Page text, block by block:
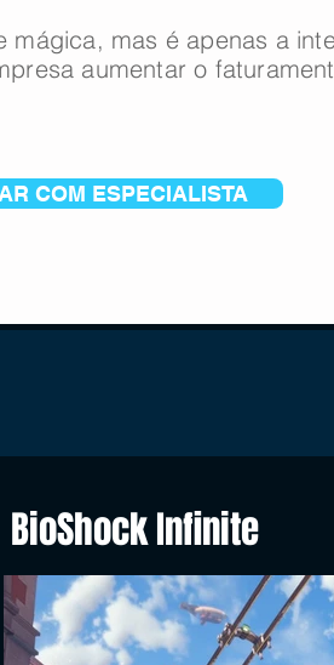
mágica, mas é apenas a
aumentar o
COM ESPECIALISTA
BioShock Infinite